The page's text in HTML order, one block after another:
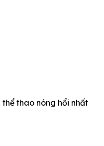
thao nóng hổi nhất